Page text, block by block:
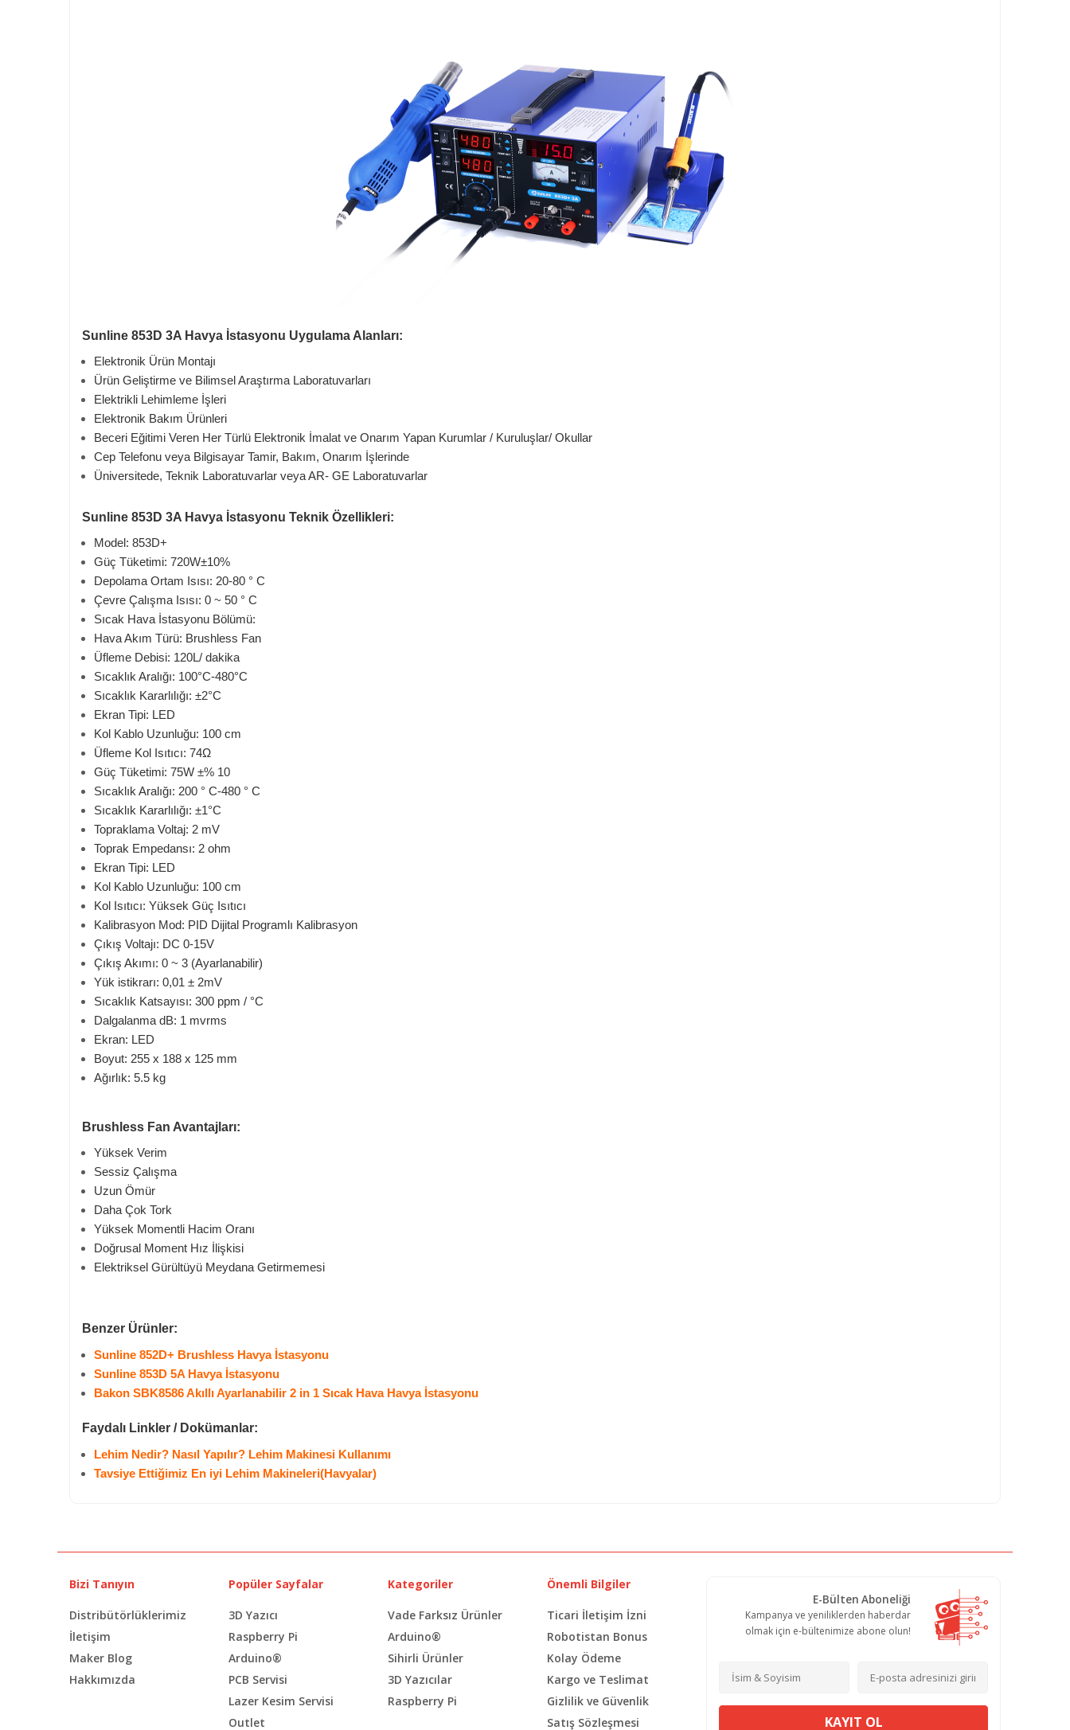
Sunline 853D 3A Havya İstasyonu Uygulama Alanları:
Elektronik Ürün Montajı
Ürün Geliştirme ve Bilimsel Araştırma Laboratuvarları
Elektrikli Lehimleme İşleri
Elektronik Bakım Ürünleri
Beceri Eğitimi Veren Her Türlü Elektronik İmalat ve Onarım Yapan Kurumlar / Kuruluşlar/ Okullar
Cep Telefonu veya Bilgisayar Tamir, Bakım, Onarım İşlerinde
Üniversitede, Teknik Laboratuvarlar veya AR- GE Laboratuvarlar
Sunline 853D 3A Havya İstasyonu Teknik Özellikleri:
Model: 853D+
Güç Tüketimi: 720W±10%
Depolama Ortam Isısı: 20-80 ° C
Çevre Çalışma Isısı: 0 ~ 50 ° C
Sıcak Hava İstasyonu Bölümü:
Hava Akım Türü: Brushless Fan
Üfleme Debisi: 120L/ dakika
Sıcaklık Aralığı: 100°C-480°C
Sıcaklık Kararlılığı: ±2°C
Ekran Tipi: LED
Kol Kablo Uzunluğu: 100 cm
Üfleme Kol Isıtıcı: 74Ω
Güç Tüketimi: 75W ±% 10
Sıcaklık Aralığı: 200 ° C-480 ° C
Sıcaklık Kararlılığı: ±1°C
Topraklama Voltaj: 2 mV
Toprak Empedansı: 2 ohm
Ekran Tipi: LED
Kol Kablo Uzunluğu: 100 cm
Kol Isıtıcı: Yüksek Güç Isıtıcı
Kalibrasyon Mod: PID Dijital Programlı Kalibrasyon
Çıkış Voltajı: DC 0-15V
Çıkış Akımı: 0 ~ 3 (Ayarlanabilir)
Yük istikrarı: 0,01 ± 2mV
Sıcaklık Katsayısı: 300 ppm / °C
Dalgalanma dB: 1 mvrms
Ekran: LED
Boyut: 255 x 188 x 125 mm
Ağırlık: 5.5 kg
Brushless Fan Avantajları:
Yüksek Verim
Sessiz Çalışma
Uzun Ömür
Daha Çok Tork
Yüksek Momentli Hacim Oranı
Doğrusal Moment Hız İlişkisi
Elektriksel Gürültüyü Meydana Getirmemesi
Benzer Ürünler:
Sunline 852D+ Brushless Havya İstasyonu
Sunline 853D 5A Havya İstasyonu
Bakon SBK8586 Akıllı Ayarlanabilir 2 in 1 Sıcak Hava Havya İstasyonu
Faydalı Linkler / Dokümanlar:
Lehim Nedir? Nasıl Yapılır? Lehim Makinesi Kullanımı
Tavsiye Ettiğimiz En iyi Lehim Makineleri(Havyalar)
Bizi Tanıyın
Distribütörlüklerimiz
İletişim
Maker Blog
Hakkımızda
Popüler Sayfalar
3D Yazıcı
Raspberry Pi
Arduino®
PCB Servisi
Lazer Kesim Servisi
Outlet
Kategoriler
Vade Farksız Ürünler
Arduino®
Sihirli Ürünler
3D Yazıcılar
Raspberry Pi
Önemli Bilgiler
Ticari İletişim İzni
Robotistan Bonus
Kolay Ödeme
Kargo ve Teslimat
Gizlilik ve Güvenlik
Satış Sözleşmesi
E-Bülten Aboneliği
Kampanya ve yeniliklerden haberdar
olmak için e-bültenimize abone olun!
KAYIT OL